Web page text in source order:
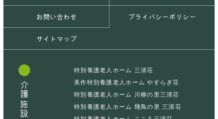
お問い合わせ プライバシーポリシー
サイトマップ
介護施設
特別養護老人ホーム 三清荘
美作特別養護老人ホーム やすらぎ荘
特別養護老人ホーム 川柳の里三清荘
特別養護老人ホーム 飛鳥の里 三清荘